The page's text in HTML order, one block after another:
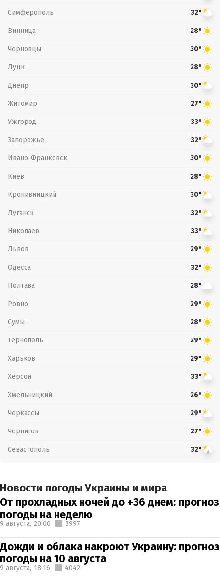
Симферополь 32°
Винница 28°
Черновцы 30°
Луцк 28°
Днепр 30°
Житомир 27°
Ужгород 33°
Запорожье 32°
Ивано-Франковск 30°
Киев 28°
Кропивницкий 30°
Луганск 32°
Николаев 33°
Львов 29°
Одесса 32°
Полтава 28°
Ровно 29°
Сумы 28°
Тернополь 29°
Харьков 29°
Херсон 33°
Хмельницкий 26°
Черкассы 29°
Чернигов 27°
Севастополь 32°
Новости погоды Украины и мира
От прохладных ночей до +36 днем: прогноз
погоды на неделю
9 августа, 20:00 3997
Дожди и облака накроют Украину: прогноз
погоды на 10 августа
9 августа, 18:16 4042